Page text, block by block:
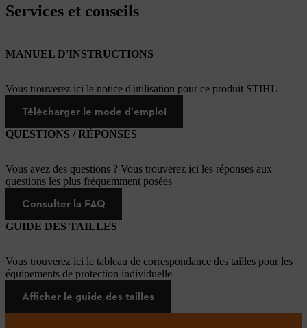
Services et conseils
MANUEL D'INSTRUCTIONS
Vous trouverez ici la notice d'utilisation pour ce produit STIHL
Télécharger le mode d'emploi
QUESTIONS / RÉPONSES
Vous avez des questions ? Vous trouverez ici les réponses aux
questions les plus fréquemment posées
Consulter la FAQ
GUIDE DES TAILLES
Vous trouverez ici le tableau de correspondance des tailles pour les
équipements de protection individuelle
Afficher le guide des tailles